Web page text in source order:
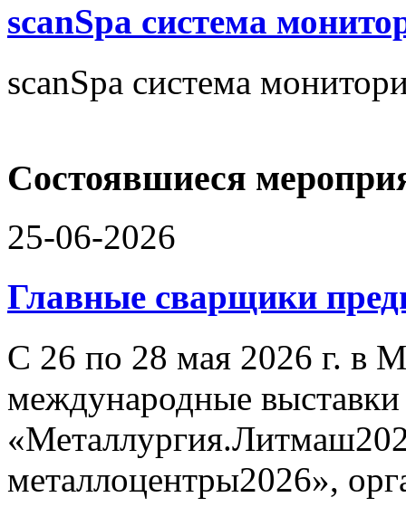
scanSpa система
scanSpa система
Состоявшиеся
25-06-2026
Главные сварщики
С 26 по 28 мая 2026 г. в
международные
металлоцентры2026»,